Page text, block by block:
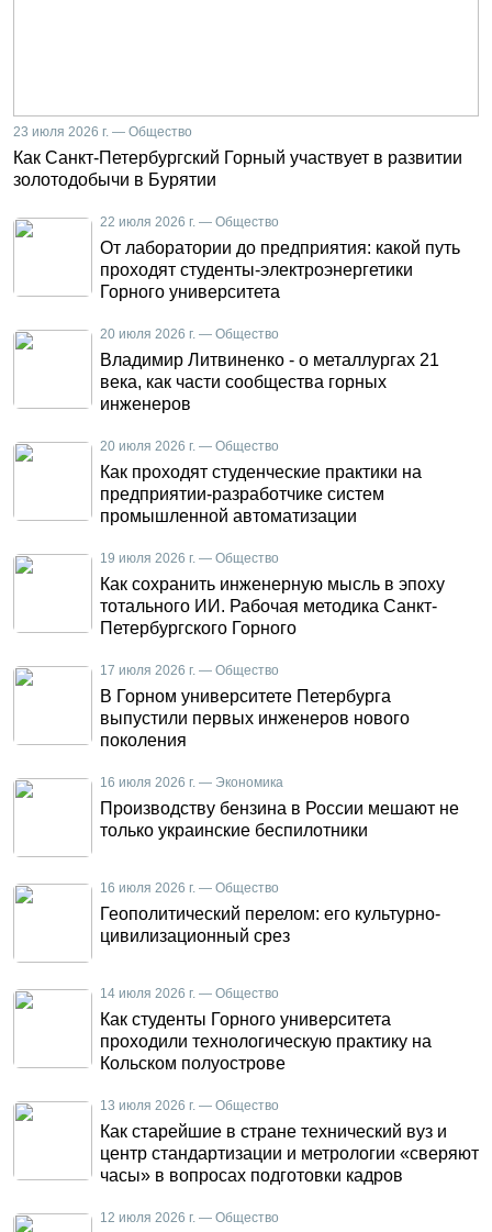
23 июля 2026 г. — Общество
Как Санкт-Петербургский Горный участвует в развитии
золотодобычи в Бурятии
22 июля 2026 г. — Общество
От лаборатории до предприятия: какой путь
проходят студенты-электроэнергетики
Горного университета
20 июля 2026 г. — Общество
Владимир Литвиненко - о металлургах 21
века, как части сообщества горных
инженеров
20 июля 2026 г. — Общество
Как проходят студенческие практики на
предприятии-разработчике систем
промышленной автоматизации
19 июля 2026 г. — Общество
Как сохранить инженерную мысль в эпоху
тотального ИИ. Рабочая методика Санкт-
Петербургского Горного
17 июля 2026 г. — Общество
В Горном университете Петербурга
выпустили первых инженеров нового
поколения
16 июля 2026 г. — Экономика
Производству бензина в России мешают не
только украинские беспилотники
16 июля 2026 г. — Общество
Геополитический перелом: его культурно-
цивилизационный срез
14 июля 2026 г. — Общество
Как студенты Горного университета
проходили технологическую практику на
Кольском полуострове
13 июля 2026 г. — Общество
Как старейшие в стране технический вуз и
центр стандартизации и метрологии «сверяют
часы» в вопросах подготовки кадров
12 июля 2026 г. — Общество